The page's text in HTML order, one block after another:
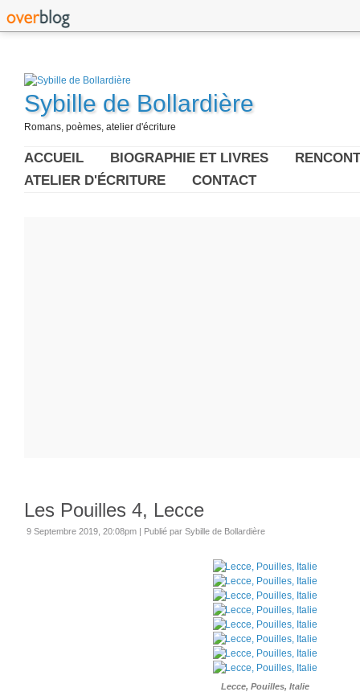
Sybille de Bollardière
Romans, poèmes, atelier d'écriture
ACCUEIL BIOGRAPHIE ET LIVRES
ATELIER D'ÉCRITURE
CONTACT
Les Pouilles 4, Lecce
9 Septembre 2019, 20:08pm | Publié par Sybille de Bollardière
Lecce, Pouilles, Italie